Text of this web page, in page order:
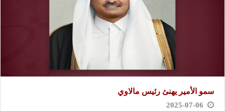
سمو الأمير يهنئ رئيس مالاوي
2025-07-06